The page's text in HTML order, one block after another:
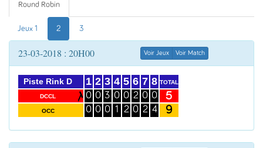
Round Robin
Jeux 1 2 3
23-03-2018 : 20H00 Voir Jeux Voir Match
Piste Rink D
DCCL
OCC
1
0
0
2
0
0
3
3
0
4
0
1
5
0
2
6
2
0
7
0
2
8
0
4
TOTAL
5
9